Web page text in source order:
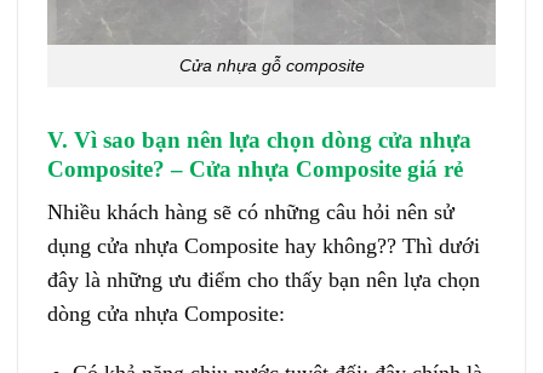
Cửa nhựa gỗ composite
V. Vì sao bạn nên lựa chọn dòng cửa nhựa
Composite? – Cửa nhựa Composite giá rẻ
Nhiều khách hàng sẽ có những câu hỏi nên sử
dụng cửa nhựa Composite hay không?? Thì dưới
đây là những ưu điểm cho thấy bạn nên lựa chọn
dòng cửa nhựa Composite: